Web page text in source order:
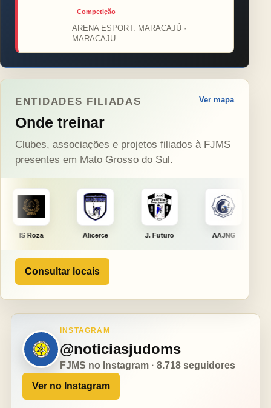
Competição
ARENA ESPORT. MARACAJÚ ·
MARACAJU
ENTIDADES FILIADAS
Onde treinar
Ver mapa
Clubes, associações e projetos filiados à FJMS
presentes em Mato Grosso do Sul.
Alicerce J. Futuro AAJNG TSURU
Consultar locais
INSTAGRAM
@noticiasjudoms
FJMS no Instagram · 8.718 seguidores
Ver no Instagram